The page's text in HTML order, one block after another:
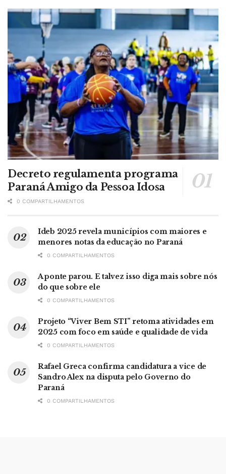
Decreto regulamenta programa
Paraná Amigo da Pessoa Idosa
0 COMPARTILHAMENTOS
Ideb 2025 revela municípios com maiores e
menores notas da educação no Paraná
0 COMPARTILHAMENTOS
A ponte parou. E talvez isso diga mais sobre nós
do que sobre ele
0 COMPARTILHAMENTOS
Projeto “Viver Bem STI” retoma atividades em
2025 com foco em saúde e qualidade de vida
0 COMPARTILHAMENTOS
Rafael Greca confirma candidatura a vice de
Sandro Alex na disputa pelo Governo do
Paraná
0 COMPARTILHAMENTOS